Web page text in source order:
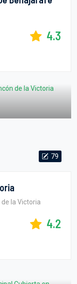
4.3
79
de la Victoria
4.2